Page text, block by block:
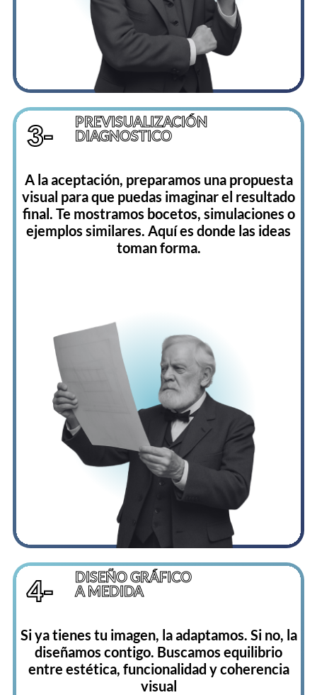
3-
PREVISUALIZACIÓN
DIAGNOSTICO
A la aceptación, preparamos una propuesta
visual para que puedas imaginar el resultado
final. Te mostramos bocetos, simulaciones o
ejemplos similares. Aquí es donde las ideas
toman forma.
4-
DISEÑO GRÁFICO
A MEDIDA
Si ya tienes tu imagen, la adaptamos. Si no, la
diseñamos contigo. Buscamos equilibrio
entre estética, funcionalidad y coherencia
visual